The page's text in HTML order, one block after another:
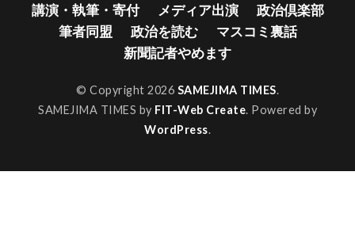
講演・執筆・寄付 メディア出演
政治倶楽部
筆者同盟
政治を読む
マスコミ裏話
新聞記者やめます
© Copyright 2026 SAMEJIMA TIMES.
SAMEJIMA TIMES by FIT-Web Create. Powered by
WordPress.